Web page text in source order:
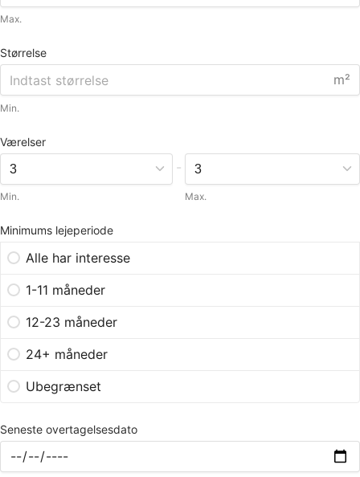
Max.
Størrelse
m²
Min.
Værelser
Min.
-
Max.
Minimums lejeperiode
Alle har interesse
1-11 måneder
12-23 måneder
24+ måneder
Ubegrænset
Seneste overtagelsesdato